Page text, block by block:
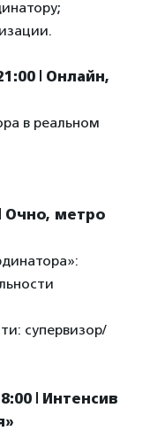
| Онлайн,
в реальном
| Очно, метро
супервизор/
| Интенсив